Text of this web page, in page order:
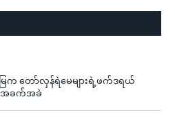
က တော်လှန်ရဲမေများရဲ့ဖက်ဒရယ်
ခက်အခဲ